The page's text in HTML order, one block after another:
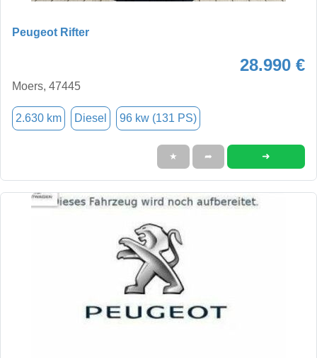
Peugeot Rifter
28.990 €
Moers, 47445
2.630 km Diesel 96 kw (131 PS)
★ ➦ ➜